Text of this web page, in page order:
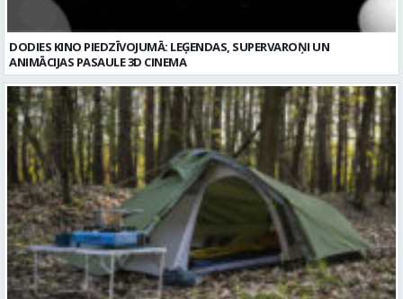
Kā izvēlēties izturīgu telti? Svarīgākie tehniskie parametri un
salīdzinājums